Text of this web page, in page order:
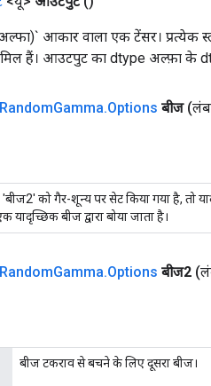
आकार वाला एक टेंसर। प्रत्येक
हैं। आउटपुट का dtype अल्फ़ा के
RandomGamma.Options बीज
को गैर-शून्य पर सेट किया गया है, तो
यादृच्छिक बीज द्वारा बोया जाता है।
RandomGamma.Options बीज2
बीज टकराव से बचने के लिए दूसरा बीज।